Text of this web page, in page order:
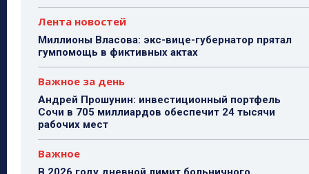
Лента новостей
Миллионы Власова: экс-вице-губернатор прятал
гумпомощь в фиктивных актах
Важное за день
Андрей Прошунин: инвестиционный портфель
Сочи в 705 миллиардов обеспечит 24 тысячи
рабочих мест
Важное